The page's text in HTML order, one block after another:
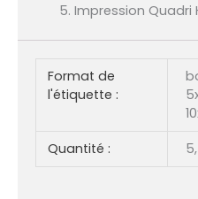
Impression Quadri
Format de
l'étiquette :
Quantité :